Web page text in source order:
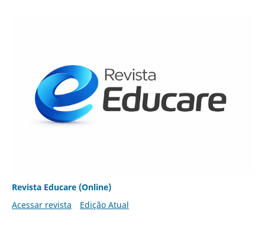
Revista Educare (Online)
Acessar revista
Edição Atual